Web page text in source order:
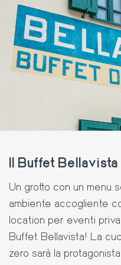
Il Buffet Bellavista
Un grotto con un menu
ambiente accogliente
location per eventi
Buffet Bellavista! La
zero sarà la